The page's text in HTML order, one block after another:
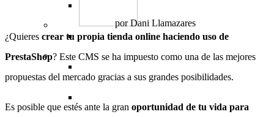
Sistemas operativos
Diseño de moda
Recursos humanos
Criptomonedas
Profesorado (docentes)
Salud
Música
Las Vegas
New York
porDani Llamazares
¿Quieres crear tu propia tienda online haciendo uso de
PrestaShop? Este CMS se ha impuesto como una de las mejores
propuestas del mercado gracias a sus grandes posibilidades.
Es posible que estés ante la gran oportunidad de tu vida para